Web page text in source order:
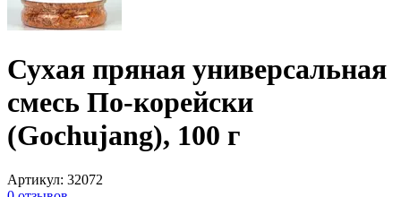
Сухая пряная универсальная
смесь По-корейски
(Gochujang), 100 г
Артикул: 32072